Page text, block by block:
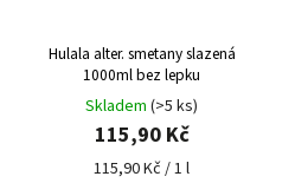
Hulala alter. smetany slazená
1000ml bez lepku
Skladem (>5 ks)
115,90 Kč
115,90 Kč / 1 l